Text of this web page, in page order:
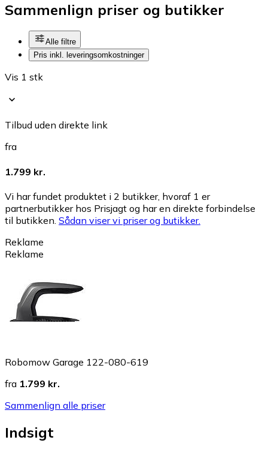
Sammenlign priser og butikker
Alle filtre
Pris inkl. leveringsomkostninger
Vis 1 stk
Tilbud uden direkte link
fra
1.799 kr.
Vi har fundet produktet i 2 butikker, hvoraf 1 er
partnerbutikker hos Prisjagt og har en direkte forbindelse
til butikken. Sådan viser vi priser og butikker.
Reklame
Reklame
Robomow Garage 122-080-619
fra 1.799 kr.
Sammenlign alle priser
Indsigt